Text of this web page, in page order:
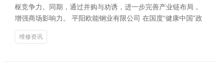
枢竞争力。同期，通过并购与劝诱，进一步完善产业链布局，
增强商场影响力。 平阳欧能钢业有限公司 在国度“健康中国”政
维修资讯